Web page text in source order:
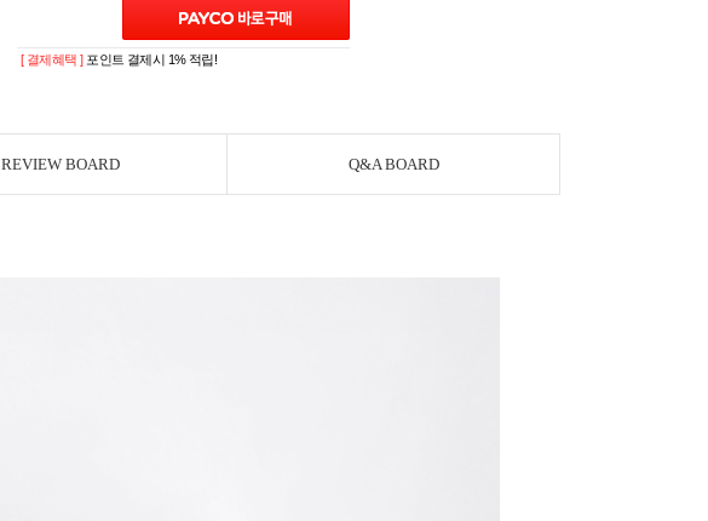
[ 결제혜택 ] 포인트 결제시 1% 적립!
REVIEW BOARD Q&A BOARD